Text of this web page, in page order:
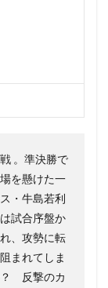
。準決勝で
を懸けた一
・牛島若利
試合序盤か
、攻勢に転
まれてしま
？ 反撃のカ